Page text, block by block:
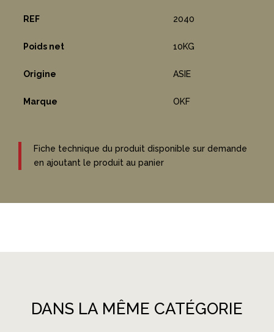
REF 2040
Poids net 10KG
Origine ASIE
Marque OKF
Fiche technique du produit disponible sur demande
en ajoutant le produit au panier
DANS LA MÊME CATÉGORIE